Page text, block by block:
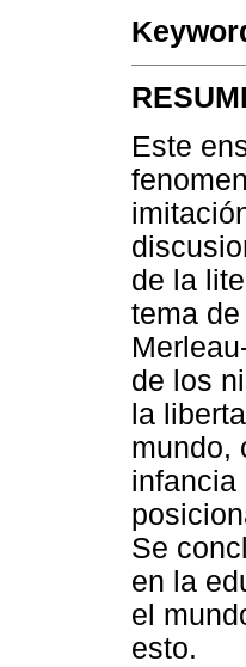
Este
de la
tema
de los
la
mundo,
infancia
Se
en la
el
esto.